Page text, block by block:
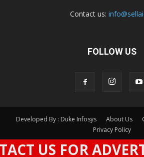
Contact us:
FOLLOW US
Developed By : Duke Infosys About Us
Privacy Policy
© All Rights Reserved By
US FOR